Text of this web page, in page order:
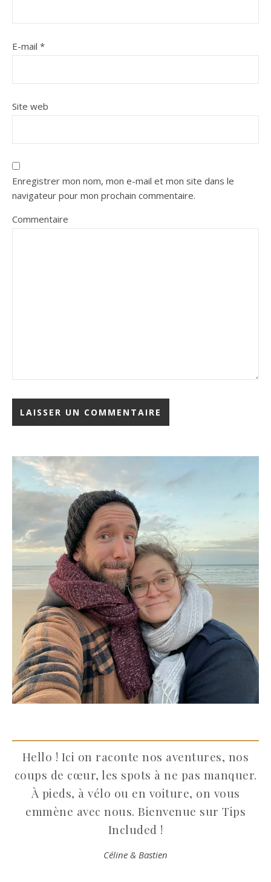
E-mail *
Site web
Enregistrer mon nom, mon e-mail et mon site dans le
navigateur pour mon prochain commentaire.
Commentaire
Hello ! Ici on raconte nos aventures, nos
coups de cœur, les spots à ne pas manquer.
À pieds, à vélo ou en voiture, on vous
emmène avec nous. Bienvenue sur Tips
Included !
Céline & Bastien